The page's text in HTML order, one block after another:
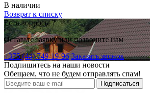
В наличии
Возврат к списку
Есть вопросы ?
Оставьте заявку или позвоните нам
+375 (44) 749-19-96 Заказать звонок
Подпишитесь на наши новости
Обещаем, что не будем отправлять спам!